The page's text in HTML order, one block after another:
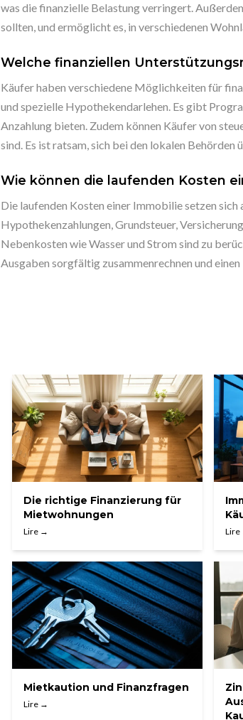
was die finanzielle Belastung verringert.
sollten, und ermöglicht es, in verschiedenen
Welche finanziellen
Käufer haben verschiedene Möglichkeiten für
und spezielle Hypothekendarlehen. Es gibt
Anzahlung bieten. Zudem können Käufer von
sind. Es ist ratsam, sich bei den lokalen
Wie können die laufenden Kosten
Die laufenden Kosten einer Immobilie setzen sich
Hypothekenzahlungen, Grundsteuer,
Nebenkosten wie Wasser und Strom sind zu
Ausgaben sorgfältig zusammenrechnen und
Die richtige Finanzierung für
Mietwohnungen
Lire → Lire
Mietkaution und Finanzfragen
Lire →